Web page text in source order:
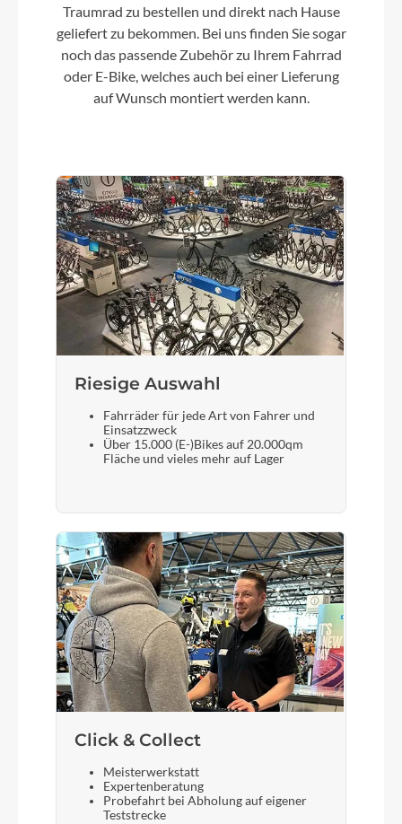
Kette
KMC Z-6
Vorderrad Nabe
Shimano DH-C3000-1N
Scheinwerfer
Fuxon FS-30, 30 Lux LED mit Schalter
Umwerfer
Shimano Tourney FD-TY510
Laufradgröße
Gepäckträger
ohne
Schalthebel
Shimano Tourney SL-RS36
Aluminium
Sattel
Traumrad zu bestellen und direkt nach Hause
geliefert zu bekommen. Bei uns finden Sie sogar
noch das passende Zubehör zu Ihrem Fahrrad
oder E-Bike, welches auch bei einer Lieferung
auf Wunsch montiert werden kann.
Riesige Auswahl
Fahrräder für jede Art von Fahrer und
Einsatzzweck
Über 15.000 (E-)Bikes auf 20.000qm
Fläche und vieles mehr auf Lager
Click & Collect
Meisterwerkstatt
Expertenberatung
Probefahrt bei Abholung auf eigener
Teststrecke